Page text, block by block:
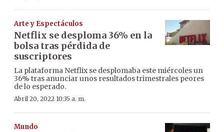
Arte y Espectáculos
Netflix se desploma 36% en la
bolsa tras pérdida de
suscriptores
La plataforma Netflix se desplomaba este miércoles un
36% tras anunciar unos resultados trimestrales peores
de lo esperado.
Abril 20, 2022 10:35 a. m.
Mundo